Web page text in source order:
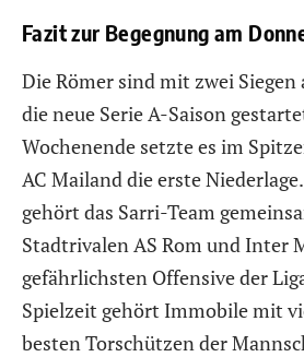
Fazit zur Begegnung am
Die Römer sind mit zwei Siegen
die neue Serie A-Saison
Wochenende setzte es im
AC Mailand die erste
gehört das Sarri-Team
Stadtrivalen AS Rom und Inter
gefährlichsten Offensive der
Spielzeit gehört Immobile mit
besten Torschützen der